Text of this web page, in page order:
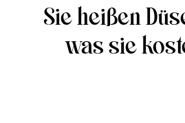
Sie heißen
was sie